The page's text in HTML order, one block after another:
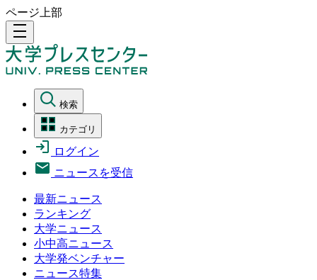
ページ上部
density_medium
検索
カテゴリ
ログイン
ニュースを受信
最新ニュース
ランキング
大学ニュース
小中高ニュース
大学発ベンチャー
ニュース特集